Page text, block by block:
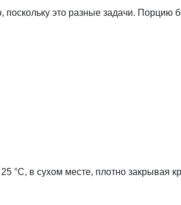
поскольку это разные задачи. Порцию
°C, в сухом месте, плотно закрывая